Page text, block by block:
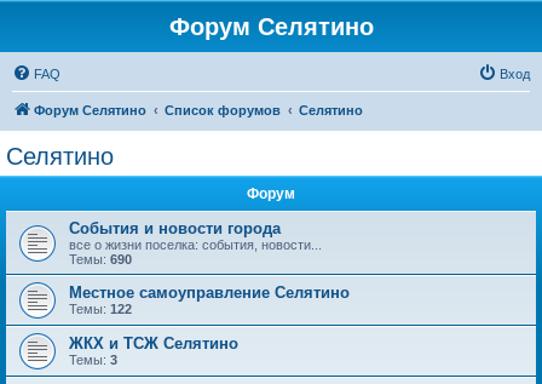
Форум Селятино
FAQ Вход
Форум Селятино Список форумов Селятино
Селятино
Форум
События и новости города
все о жизни поселка: события, новости...
Темы: 690
Местное самоуправление Селятино
Темы: 122
ЖКХ и ТСЖ Селятино
Темы: 3